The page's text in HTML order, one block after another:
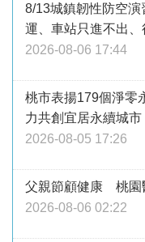
8/13城鎮韌性防空
運、車站只進不出
2026-08-06 17:44
桃市表揚179個淨
力共創宜居永續城市
2026-08-05 17:26
父親節顧健康 桃園
2026-08-06 02:22